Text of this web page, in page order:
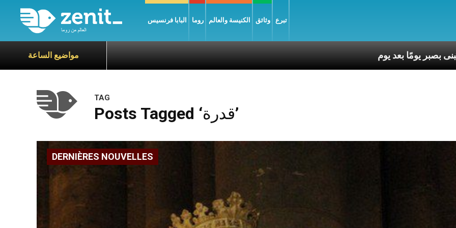
البابا فرنسيس روما الكنيسة والعالم وثائق تبرع
مواضيع الساعة
TAG
Posts Tagged ‘قدرة’
DERNIÈRES NOUVELLES